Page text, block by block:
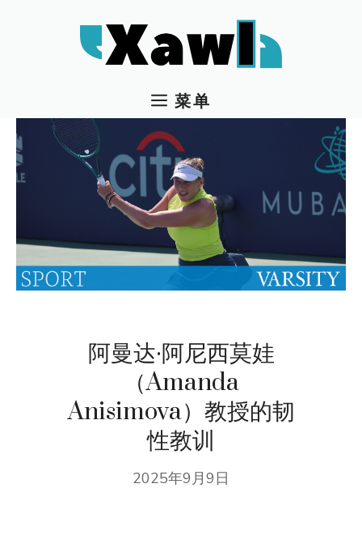
菜单
阿曼达·阿尼西莫娃
（Amanda
Anisimova）教授的韧
性教训
2025年9月9日